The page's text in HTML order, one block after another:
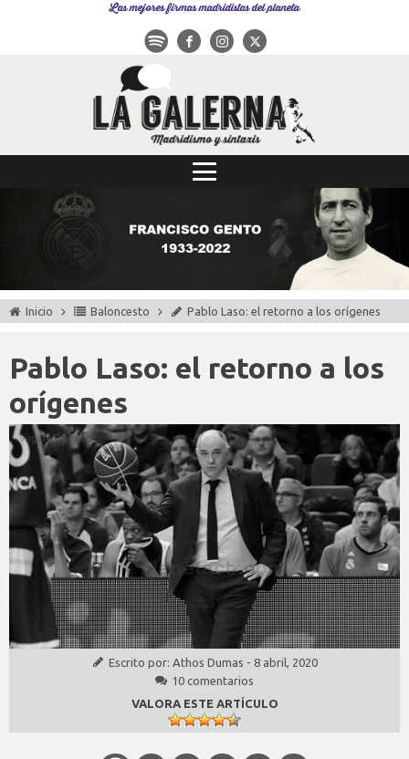
Las mejores firmas madridistas del planeta
Inicio Baloncesto Pablo Laso: el retorno a los orígenes
Pablo Laso: el retorno a los
orígenes
Escrito por: Athos Dumas - 8 abril, 2020
10 comentarios
VALORA ESTE ARTÍCULO